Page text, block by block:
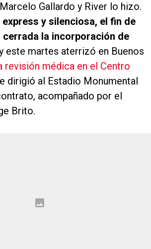
Gallardo y River lo hizo.
express y silenciosa, el fin de
cerrada la incorporación de
este martes aterrizó en Buenos
revisión médica en el Centro
dirigió al Estadio Monumental
acompañado por el
Brito.